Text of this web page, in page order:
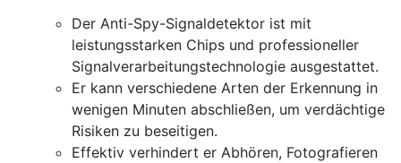
Der Anti-Spy-Signaldetektor ist mit
leistungsstarken Chips und professioneller
Signalverarbeitungstechnologie ausgestattet.
Er kann verschiedene Arten der Erkennung in
wenigen Minuten abschließen, um verdächtige
Risiken zu beseitigen.
Effektiv verhindert er Abhören, Fotografieren